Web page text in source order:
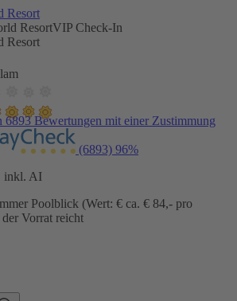
Resort
VIP Check-In
Resort
6893 Bewertungen mit einer Zustimmung
(6893) 96%
inkl. AI
Poolblick (Wert: € ca. € 84,- pro
Vorrat reicht